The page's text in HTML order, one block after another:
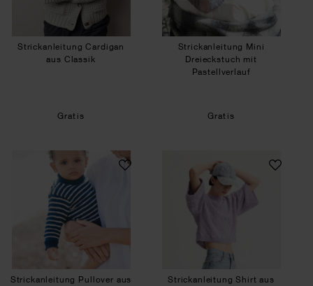
Strickanleitung Cardigan
aus Classik
Gratis
Strickanleitung Mini
Dreieckstuch mit
Pastellverlauf
Gratis
Strickanleitung Pullover aus Baby Organic
Strickanleitung Pullover aus
Strickanleitung
Strickanleitung Shirt aus